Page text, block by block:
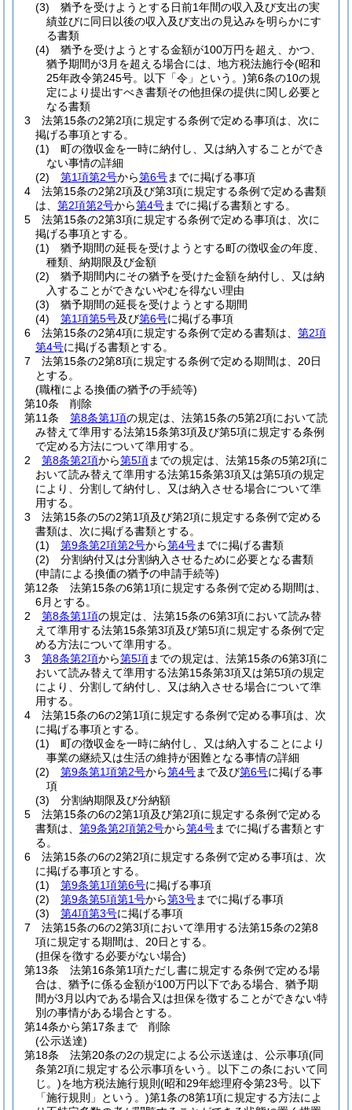
(3)
猶予を受けようとする日前1年間の収入及び支出の実
績並びに同日以後の収入及び支出の見込みを明らかにす
る書類
(4)
猶予を受けようとする金額が100万円を超え、かつ、
猶予期間が3月を超える場合には、地方税法施行令(昭和
25年政令第245号。以下「令」という。)第6条の10の規
定により提出すべき書類その他担保の提供に関し必要と
なる書類
3
法第15条の2第2項に規定する条例で定める事項は、次に
掲げる事項とする。
(1)
町の徴収金を一時に納付し、又は納入することができ
ない事情の詳細
(2)
第1項第2号から第6号までに掲げる事項
4
法第15条の2第2項及び第3項に規定する条例で定める書類
は、 第2項第2号から第4号までに掲げる書類とする。
5
法第15条の2第3項に規定する条例で定める事項は、次に
掲げる事項とする。
(1)
猶予期間の延長を受けようとする町の徴収金の年度、
種類、納期限及び金額
(2)
猶予期間内にその猶予を受けた金額を納付し、又は納
入することができないやむを得ない理由
(3)
猶予期間の延長を受けようとする期間
(4)
第1項第5号及び第6号に掲げる事項
6
法第15条の2第4項に規定する条例で定める書類は、 第2項
第4号に掲げる書類とする。
7
法第15条の2第8項に規定する条例で定める期間は、20日
とする。
(職権による換価の猶予の手続等)
第10条
削除
第11条
第8条第1項の規定は、法第15条の5第2項において読
み替えて準用する法第15条第3項及び第5項に規定する条例
で定める方法について準用する。
2
第8条第2項から第5項までの規定は、法第15条の5第2項に
おいて読み替えて準用する法第15条第3項又は第5項の規定
により、分割して納付し、又は納入させる場合について準
用する。
3
法第15条の5の2第1項及び第2項に規定する条例で定める
書類は、次に掲げる書類とする。
(1)
第9条第2項第2号から第4号までに掲げる書類
(2)
分割納付又は分割納入させるために必要となる書類
(申請による換価の猶予の申請手続等)
第12条
法第15条の6第1項に規定する条例で定める期間は、
6月とする。
2
第8条第1項の規定は、法第15条の6第3項において読み替
えて準用する法第15条第3項及び第5項に規定する条例で定
める方法について準用する。
3
第8条第2項から第5項までの規定は、法第15条の6第3項に
おいて読み替えて準用する法第15条第3項又は第5項の規定
により、分割して納付し、又は納入させる場合について準
用する。
4
法第15条の6の2第1項に規定する条例で定める事項は、次
に掲げる事項とする。
(1)
町の徴収金を一時に納付し、又は納入することにより
事業の継続又は生活の維持が困難となる事情の詳細
(2)
第9条第1項第2号から第4号まで及び第6号に掲げる事
項
(3)
分割納期限及び分納額
5
法第15条の6の2第1項及び第2項に規定する条例で定める
書類は、 第9条第2項第2号から第4号までに掲げる書類とす
る。
6
法第15条の6の2第2項に規定する条例で定める事項は、次
に掲げる事項とする。
(1)
第9条第1項第6号に掲げる事項
(2)
第9条第5項第1号から第3号までに掲げる事項
(3)
第4項第3号に掲げる事項
7
法第15条の6の2第3項において準用する法第15条の2第8
項に規定する期間は、20日とする。
(担保を徴する必要がない場合)
第13条
法第16条第1項ただし書に規定する条例で定める場
合は、猶予に係る金額が100万円以下である場合、猶予期
間が3月以内である場合又は担保を徴することができない特
別の事情がある場合とする。
第14条から第17条まで
削除
(公示送達)
第18条
法第20条の2の規定による公示送達は、公示事項(同
条第2項に規定する公示事項をいう。以下この条において同
じ。)を地方税法施行規則 (昭和29年総理府令第23号。以下
「施行規則」という。)第1条の8第1項に規定する方法によ